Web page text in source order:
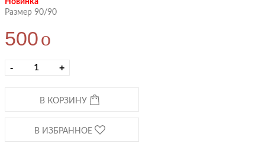
Новинка
Размер 90/90
500o
- +
В КОРЗИНУ
В ИЗБРАННОЕ